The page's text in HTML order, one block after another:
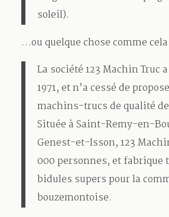
soleil).
…ou quelque chose comme cela
La société 123 Machin Truc
1971, et n’a cessé de
machins-trucs de qualité
Située à Saint-Remy-en-
Genest-et-Isson, 123
000 personnes, et fabrique
bidules supers pour la
bouzemontoise.